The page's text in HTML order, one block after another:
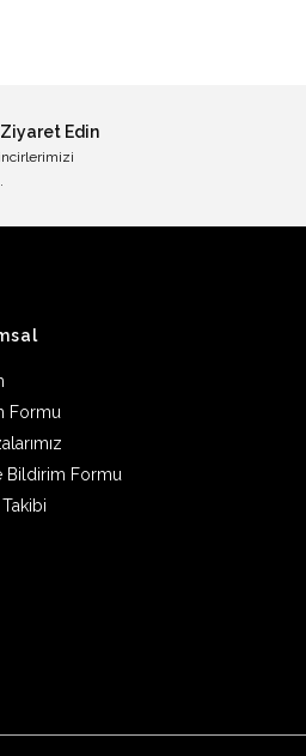
Ziyaret Edin
Formu
Bildirim Formu